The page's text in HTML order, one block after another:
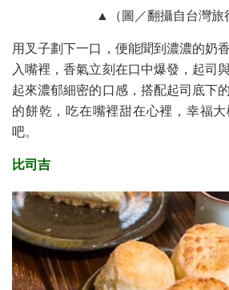
▲（圖／翻攝自台灣旅
用叉子劃下一口，便能聞到濃濃的奶
入嘴裡，香氣立刻在口中爆發，起司
起來濃郁細密的口感，搭配起司底下
的餅乾，吃在嘴裡甜在心裡，幸福
吧。
比司吉